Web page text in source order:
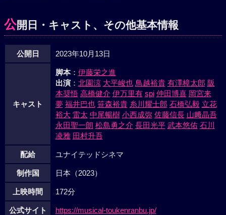
公開日・キャスト、その他基本情報
公開日 2023年10月13日
キャスト
脚本： 伊藤栄之進
出演： 北園涼 大平峻也 鳥越裕貴 有澤樟太郎 阪
本奨悟 高橋健介 伊万里有 spi 仲田博喜 岡宮来
夢 福井巴也 笹森裕貴 糸川耀士郎 石橋弘毅 立花
裕大 雷太 中尾暢樹 小西成弥 佐藤信長 山﨑晶吾
永田聖一朗 松島勇之介 長田光平 武本悠佑 石川
凌雅 田村升吾
配給 ユナイテッドシネマ
制作国 日本（2023）
上映時間 172分
公式サイト https://musical-toukenranbu.jp/